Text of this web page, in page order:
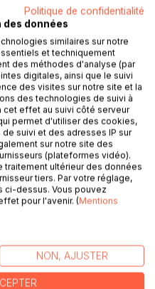
dix-huit ans ans. Sa vie
de son âge,
son chemin va croiser
sa vie va basculer…
reversée à l’association
enfants polyhandicapés et
Politique de confidentialité
données
similaires sur notre
et techniquement
des méthodes d'analyse (par
digitales, ainsi que le suivi
des visites sur notre site et la
des technologies de suivi à
cet effet au suivi côté serveur
permet d'utiliser des cookies,
suivi et des adresses IP sur
sur notre site des
(plateformes vidéo).
traitement ultérieur des données
tiers. Par votre réglage,
ci-dessus. Vous pouvez
pour l'avenir. (Mentions
NON, AJUSTER